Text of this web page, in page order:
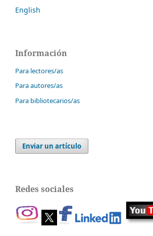
English
Información
Para lectores/as
Para autores/as
Para bibliotecarios/as
Enviar un artículo
Redes sociales